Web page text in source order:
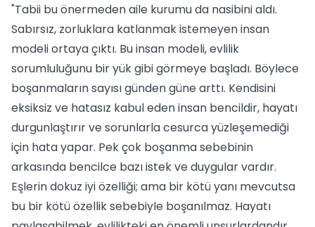
"Tabii bu önermeden aile kurumu da nasibini aldı.
Sabırsız, zorluklara katlanmak istemeyen insan
modeli ortaya çıktı. Bu insan modeli, evlilik
sorumluluğunu bir yük gibi görmeye başladı. Böylece
boşanmaların sayısı günden güne arttı. Kendisini
eksiksiz ve hatasız kabul eden insan bencildir, hayatı
durgunlaştırır ve sorunlarla cesurca yüzleşemediği
için hata yapar. Pek çok boşanma sebebinin
arkasında bencilce bazı istek ve duygular vardır.
Eşlerin dokuz iyi özelliği; ama bir kötü yanı mevcutsa
bu bir kötü özellik sebebiyle boşanılmaz. Hayatı